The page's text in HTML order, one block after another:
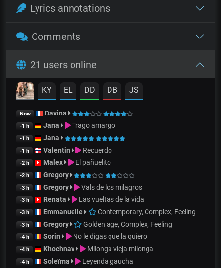
Lyrics annotations
Comments
21 users online
KY EL DD DB JS
Now Davina
-1 h Jana Trago amargo
-1 h Jana
-1 h Valentin Recuerdo
-2 h Malex El pañuelito
-2 h Gregory
-3 h Gregory Vals de los milagros
-3 h Renata Las vueltas de la vida
-3 h Emmanuelle Contemporary, Complex, Feeling
-3 h Gregory Golden age, Complex, Feeling
-4 h Sorin No le digas que la quiero
-4 h Khochnav Milonga vieja milonga
-4 h Soleïma Leyenda gaucha